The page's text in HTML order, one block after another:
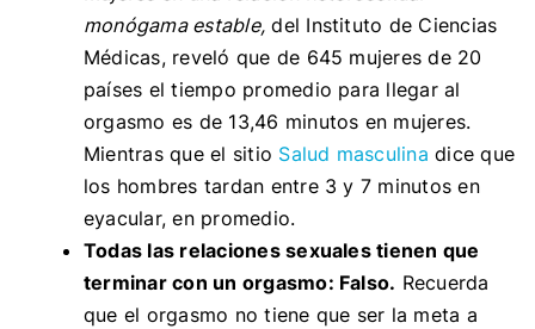
monógama estable, del Instituto de Ciencias
Médicas, reveló que de 645 mujeres de 20
países el tiempo promedio para llegar al
orgasmo es de 13,46 minutos en mujeres.
Mientras que el sitio Salud masculina dice que
los hombres tardan entre 3 y 7 minutos en
eyacular, en promedio.
Todas las relaciones sexuales tienen que
terminar con un orgasmo: Falso. Recuerda
que el orgasmo no tiene que ser la meta a